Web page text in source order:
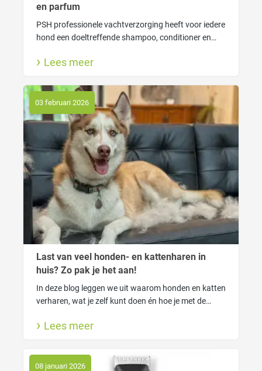
en parfum
PSH professionele vachtverzorging heeft voor iedere
hond een doeltreffende shampoo, conditioner en
wassen goed is voor jouw hond en wanneer gebruik
Lees meer
03 februari 2026
Last van veel honden- en kattenharen in
huis? Zo pak je het aan!
In deze blog leggen we uit waarom honden en katten
verharen, wat je zelf kunt doen én hoe je met de
controle krijgt. Voor een schoner huis én een blije
Lees meer
08 januari 2026